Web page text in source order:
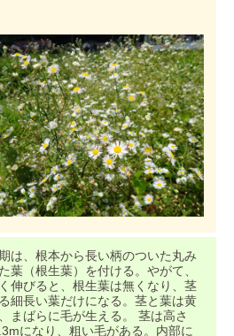
は、根本から長い柄のついた丸み
葉（根生葉）を付ける。やがて、
伸びると、根生葉は無くなり、茎
細長い葉だけになる。茎と葉は黄
まばらに毛が生える。 茎は高さ
になり、粗い毛がある。内部に